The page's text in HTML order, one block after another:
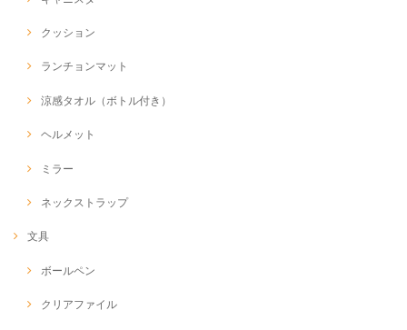
クッション
ランチョンマット
涼感タオル（ボトル付き）
ヘルメット
ミラー
ネックストラップ
文具
ボールペン
クリアファイル